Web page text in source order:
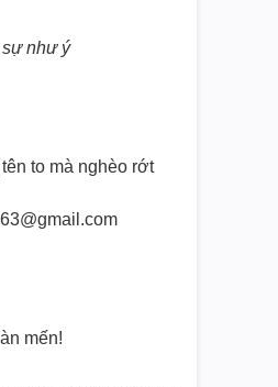
như ý
tên to mà nghèo rớt
mến!